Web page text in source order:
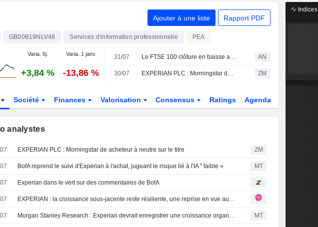
Ajouter à une liste Rapport PDF
GB00B19NLV48 Services d'information professionnelle PEA
Varia. 5j. Varia. 1 janv.
+3,84 % -13,86 %
31/07 Le FTSE 100 clôture en baisse après avoir atteint un nouveau sommet historique AN
30/07 EXPERIAN PLC : Morningstar de acheteur à neutre sur le titre ZM
Société Finances Valorisation Consensus Ratings Agenda
analystes
EXPERIAN PLC : Morningstar de acheteur à neutre sur le titre ZM
BofA reprend le suivi d'Experian à l'achat, jugeant le risque lié à l'IA " faible » MT
Experian dans le vert sur des commentaires de BofA
EXPERIAN : la croissance sous-jacente reste résiliente, une reprise en vue au second semestre
Morgan Stanley Research : Experian devrait enregistrer une croissance organique de 7 % au premier trimestre fiscal MT
Indices